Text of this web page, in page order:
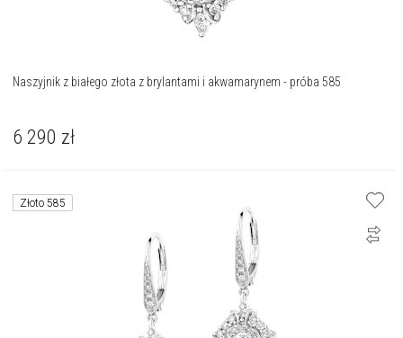
Naszyjnik z białego złota z brylantami i akwamarynem - próba 585
6 290 zł
Złoto 585